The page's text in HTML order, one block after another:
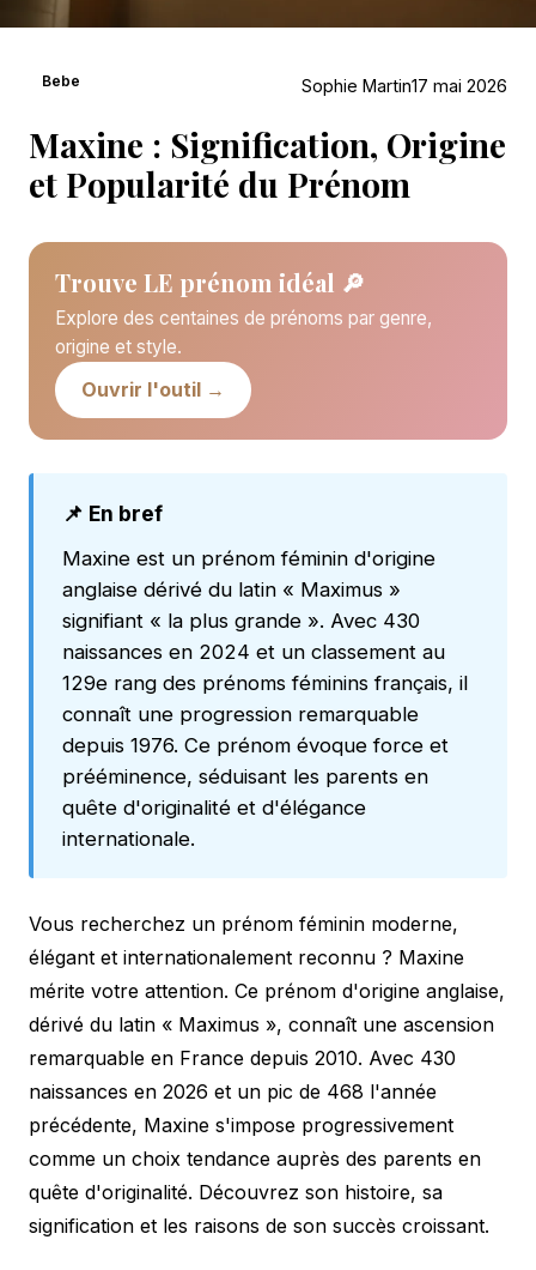
Bebe Sophie Martin17 mai 2026
Maxine : Signification, Origine
et Popularité du Prénom
Trouve LE prénom idéal 🔎
Explore des centaines de prénoms par genre,
origine et style.
Ouvrir l'outil →
📌 En bref
Maxine est un prénom féminin d'origine
anglaise dérivé du latin « Maximus »
signifiant « la plus grande ». Avec 430
naissances en 2024 et un classement au
129e rang des prénoms féminins français, il
connaît une progression remarquable
depuis 1976. Ce prénom évoque force et
prééminence, séduisant les parents en
quête d'originalité et d'élégance
internationale.
Vous recherchez un prénom féminin moderne,
élégant et internationalement reconnu ? Maxine
mérite votre attention. Ce prénom d'origine anglaise,
dérivé du latin « Maximus », connaît une ascension
remarquable en France depuis 2010. Avec 430
naissances en 2026 et un pic de 468 l'année
précédente, Maxine s'impose progressivement
comme un choix tendance auprès des parents en
quête d'originalité. Découvrez son histoire, sa
signification et les raisons de son succès croissant.